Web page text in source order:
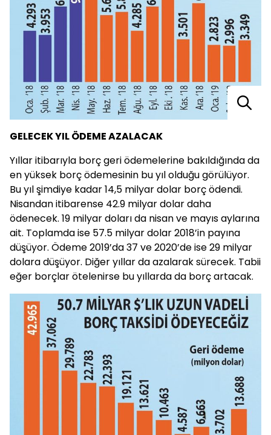
GELECEK YIL ÖDEME AZALACAK
Yıllar itibarıyla borç geri ödemelerine bakıldığında da
en yüksek borç ödemesinin bu yıl olduğu görülüyor.
Bu yıl şimdiye kadar 14,5 milyar dolar borç ödendi.
Nisandan itibarense 42.9 milyar dolar daha
ödenecek. 19 milyar doları da nisan ve mayıs aylarına
ait. Toplamda ise 57.5 milyar dolar 2018’in payına
düşüyor. Ödeme 2019’da 37 ve 2020’de ise 29 milyar
dolara düşüyor. Diğer yıllar da azalarak sürecek. Tabii
eğer borçlar ötelenirse bu yıllarda da borç artacak.